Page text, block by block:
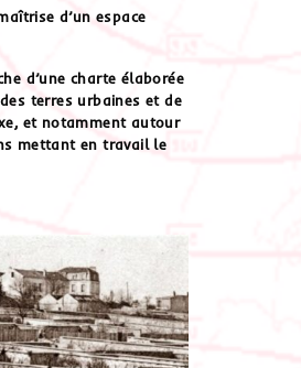
d’un espace
d’une charte élaborée
terres urbaines et de
et notamment autour
mettant en travail le